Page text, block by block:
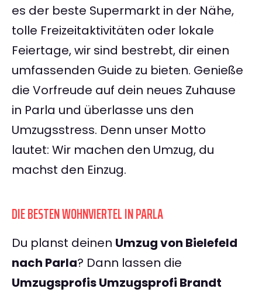
es der beste Supermarkt in der Nähe,
tolle Freizeitaktivitäten oder lokale
Feiertage, wir sind bestrebt, dir einen
umfassenden Guide zu bieten. Genieße
die Vorfreude auf dein neues Zuhause
in Parla und überlasse uns den
Umzugsstress. Denn unser Motto
lautet: Wir machen den Umzug, du
machst den Einzug.
DIE BESTEN WOHNVIERTEL IN PARLA
Du planst deinen Umzug von Bielefeld
nach Parla? Dann lassen die
Umzugsprofis Umzugsprofi Brandt